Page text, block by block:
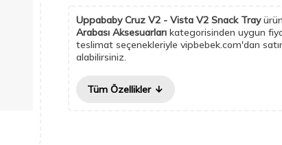
Uppababy Cruz V2 - Vista V2 Snack Tray
Arabası Aksesuarları kategorisinden uygun
teslimat seçenekleriyle vipbebek.com'dan
alabilirsiniz.
Tüm Özellikler